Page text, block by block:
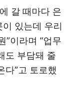
갈 때마다 은
있는데 우리
”이라며 “업무
도 부담돼 줄
다”고 토로했